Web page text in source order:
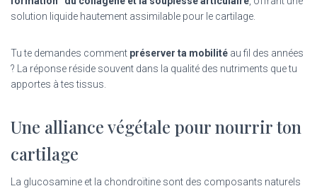
solution liquide hautement assimilable pour le cartilage.
Tu te demandes comment préserver ta mobilité au fil des années
? La réponse réside souvent dans la qualité des nutriments que tu
apportes à tes tissus.
Une alliance végétale pour nourrir ton
cartilage
La glucosamine et la chondroïtine sont des composants naturels